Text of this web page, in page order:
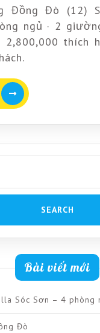
Đồng Đò (12)
ngủ · 2
thích
Đọc
tiếp
Bài viết mới
Sóc Sơn – 4 phòng
Đò